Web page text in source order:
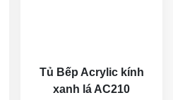
Tủ Bếp Acrylic kính
xanh lá AC210